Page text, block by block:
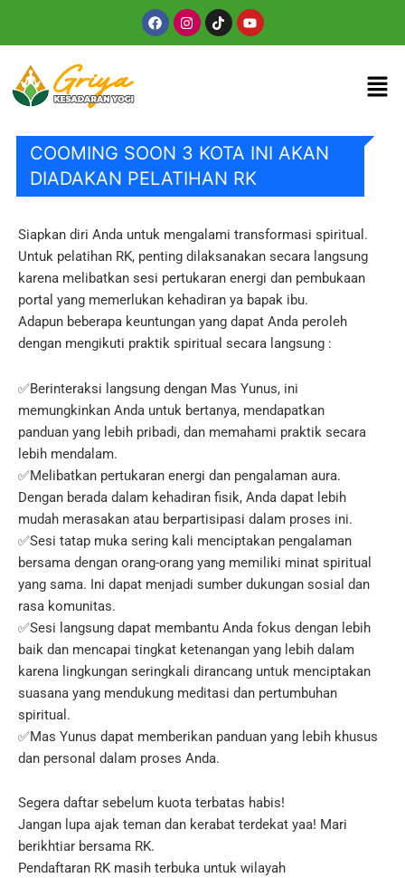
FacebookInstagram
TiktokYoutube
COOMING SOON 3 KOTA INI AKAN
DIADAKAN PELATIHAN RK
Siapkan diri Anda untuk mengalami transformasi spiritual.
Untuk pelatihan RK, penting dilaksanakan secara langsung
karena melibatkan sesi pertukaran energi dan pembukaan
portal yang memerlukan kehadiran ya bapak ibu.
Adapun beberapa keuntungan yang dapat Anda peroleh
dengan mengikuti praktik spiritual secara langsung :
✅Berinteraksi langsung dengan Mas Yunus, ini
memungkinkan Anda untuk bertanya, mendapatkan
panduan yang lebih pribadi, dan memahami praktik secara
lebih mendalam.
✅Melibatkan pertukaran energi dan pengalaman aura.
Dengan berada dalam kehadiran fisik, Anda dapat lebih
mudah merasakan atau berpartisipasi dalam proses ini.
✅Sesi tatap muka sering kali menciptakan pengalaman
bersama dengan orang-orang yang memiliki minat spiritual
yang sama. Ini dapat menjadi sumber dukungan sosial dan
rasa komunitas.
✅Sesi langsung dapat membantu Anda fokus dengan lebih
baik dan mencapai tingkat ketenangan yang lebih dalam
karena lingkungan seringkali dirancang untuk menciptakan
suasana yang mendukung meditasi dan pertumbuhan
spiritual.
✅Mas Yunus dapat memberikan panduan yang lebih khusus
dan personal dalam proses Anda.
Segera daftar sebelum kuota terbatas habis!
Jangan lupa ajak teman dan kerabat terdekat yaa! Mari
berikhtiar bersama RK.
Pendaftaran RK masih terbuka untuk wilayah